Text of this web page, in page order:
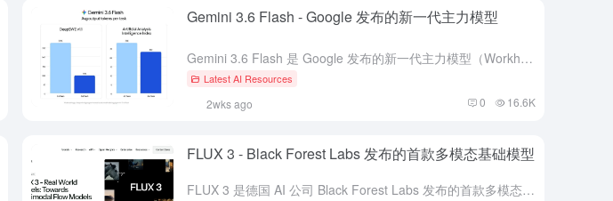
Gemini 3.6 Flash - Google 发布的新一代主力模型
Gemini 3.6 Flash 是 Google 发布的新一代主力模型（Workhorse Model），是 Gemini 3.5 Flash 的升级版，主要面向生产级 AI 智能体（Agent）和...
Latest AI Resources
2wks ago 0 16.6K
FLUX 3 - Black Forest Labs 发布的首款多模态基础模型
FLUX 3 是德国 AI 公司 Black Forest Labs 发布的首款多模态基础模型，基于自研 Self-Flow 架构，在单一网络中统一训练图像、视频、音频与动作预测，实现真正的"全能模型...